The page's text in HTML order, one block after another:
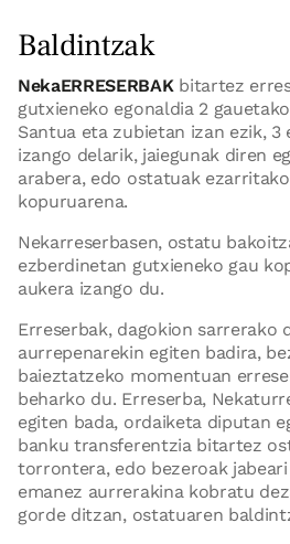
Baldintzak
NekaERRESERBAKbitartez
gutxieneko egonaldia 2
Santua eta zubietan izan ezik, 3
izango delarik, jaiegunak diren
arabera, edo ostatuak
kopuruarena.
Nekarreserbasen, ostatu
ezberdinetan gutxieneko gau
aukera izango du.
Erreserbak, dagokion sarrerako
aurrepenarekin egiten badira,
baieztatzeko momentuan
beharko du. Erreserba,
egiten bada, ordaiketa diputan
banku transferentzia bitartez
torrontera, edo bezeroak
emanez aurrerakina kobratu
gorde ditzan, ostatuaren